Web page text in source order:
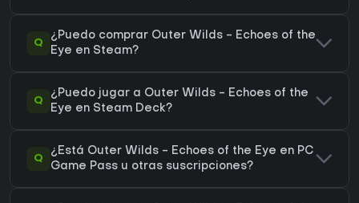
Q
¿Puedo comprar Outer Wilds - Echoes of the
Eye en Steam?
Q
¿Puedo jugar a Outer Wilds - Echoes of the
Eye en Steam Deck?
Q
¿Está Outer Wilds - Echoes of the Eye en PC
Game Pass u otras suscripciones?